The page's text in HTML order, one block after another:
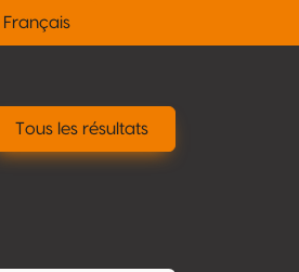
/ X
Français
Tous les résultats